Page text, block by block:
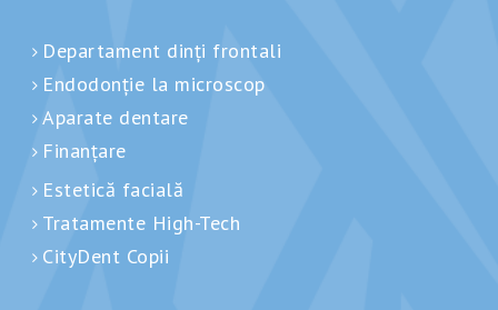
Departament dinți frontali
Endodonție la microscop
Aparate dentare
Finanțare
Estetică facială
Tratamente High-Tech
CityDent Copii